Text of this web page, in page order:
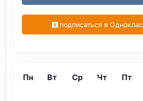
подписаться в
Пн Вт Ср Чт Пт